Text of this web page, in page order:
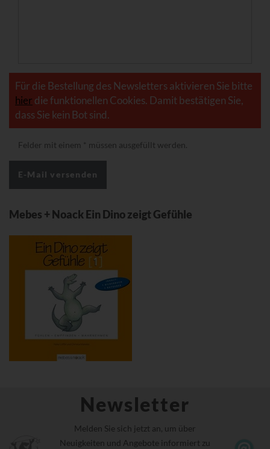
Für die Bestellung des Newsletters aktivieren Sie bitte
hier die funktionellen Cookies. Damit bestätigen Sie,
dass Sie kein Bot sind.
Felder mit einem müssen ausgefüllt werden.
Mebes + Noack Ein Dino zeigt Gefühle
Newsletter
Melden Sie sich jetzt an, um über
Neuigkeiten und Angebote informiert zu